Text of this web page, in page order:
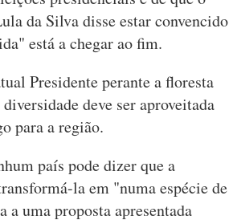
da Silva disse estar convencido
está a chegar ao fim.
Presidente perante a floresta
deve ser aproveitada
para a região.
país pode dizer que a
la em "numa espécie de
a uma proposta apresentada